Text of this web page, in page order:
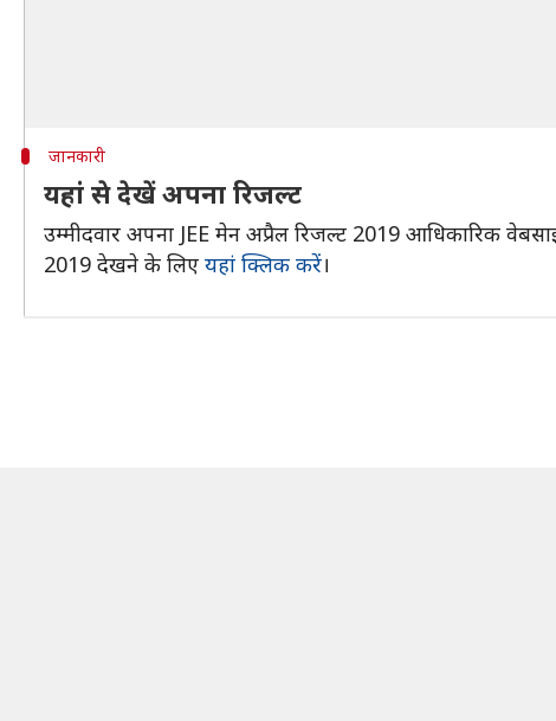
जानकारी
यहां से देखें अपना रिजल्ट
उम्मीदवार अपना JEE मेन अप्रैल रिजल्ट 2019 आधिकारिक
2019 देखने के लिए यहां क्लिक करें।